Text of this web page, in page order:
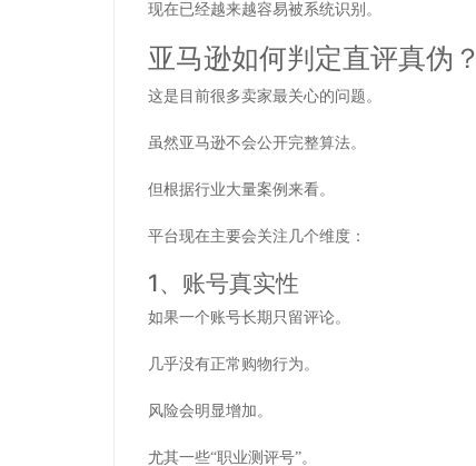
现在已经越来越容易被系统识别。
亚马逊如何判定直评真伪？
这是目前很多卖家最关心的问题。
虽然亚马逊不会公开完整算法。
但根据行业大量案例来看。
平台现在主要会关注几个维度：
1、账号真实性
如果一个账号长期只留评论。
几乎没有正常购物行为。
风险会明显增加。
尤其一些“职业测评号”。